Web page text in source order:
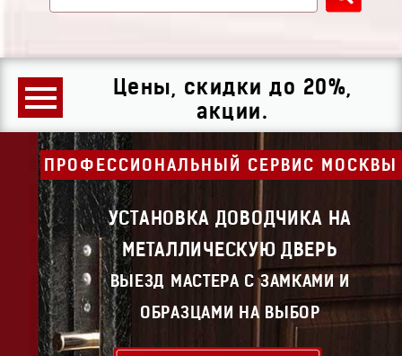
Цены, скидки до 20%,
акции.
ПРОФЕССИОНАЛЬНЫЙ СЕРВИС МОСКВЫ
УСТАНОВКА ДОВОДЧИКА НА
МЕТАЛЛИЧЕСКУЮ ДВЕРЬ
ВЫЕЗД МАСТЕРА С ЗАМКАМИ И
ОБРАЗЦАМИ НА ВЫБОР